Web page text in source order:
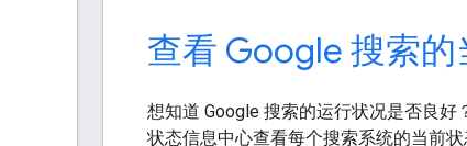
查看 Google 搜索的
想知道 Google 搜索的运行状况是否良好
状态信息中心查看每个搜索系统的当前